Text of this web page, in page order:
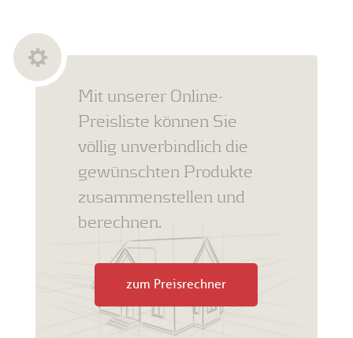
Mit unserer Online-
Preisliste können Sie
völlig unverbindlich die
gewünschten Produkte
zusammenstellen und
berechnen.
zum Preisrechner